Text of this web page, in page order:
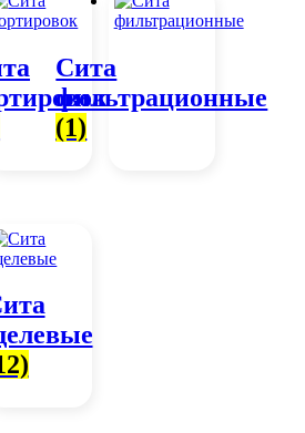
Сита
фильтрационные
(1)